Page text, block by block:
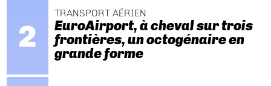
TRANSPORT AÉRIEN
EuroAirport, à cheval sur trois
frontières, un octogénaire en
grande forme